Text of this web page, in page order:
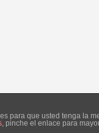
para que usted tenga la
, pinche el enlace para